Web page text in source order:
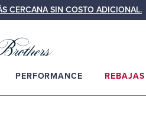
CERCANA SIN COSTO ADICIONAL.
PERFORMANCE REBAJAS